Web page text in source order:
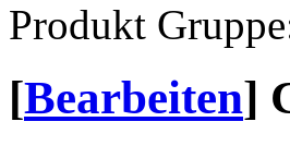
Produkt
[Bearbeiten]